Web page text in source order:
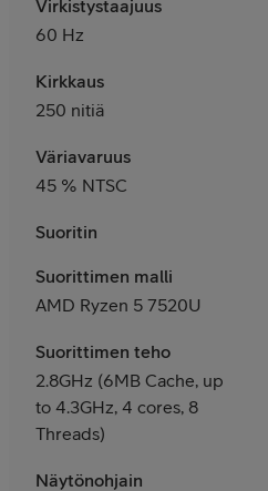
Virkistystaajuus
60 Hz
Kirkkaus
250 nitiä
Väriavaruus
45 % NTSC
Suoritin
Suorittimen malli
AMD Ryzen 5 7520U
Suorittimen teho
2.8GHz (6MB Cache, up
to 4.3GHz, 4 cores, 8
Threads)
Näytönohjain